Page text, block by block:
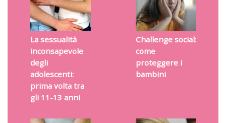
La sessualità
inconsapevole
degli
adolescenti:
prima volta tra
gli 11-13 anni
Challenge social:
come
proteggere i
bambini